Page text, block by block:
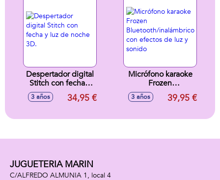
ritmos. 65x37x44
cm
Despertador digital
Stitch con fecha y
luz de noche 3D.
3 años 34,95 €
Micrófono karaoke
Frozen
Bluetooth/inalámbrico
con efectos de luz
3 años 39,95 €
JUGUETERIA MARIN
C/ALFREDO ALMUNIA 1, local 4